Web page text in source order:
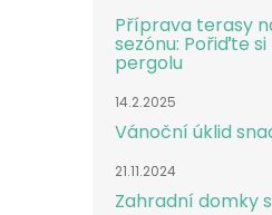
Příprava terasy
sezónu: Pořiďte
pergolu
14.2.2025
Vánoční úklid
21.11.2024
Zahradní domky